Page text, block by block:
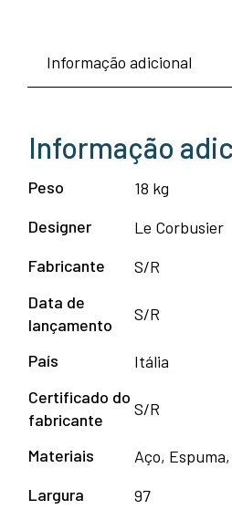
Informação adicional
Informação
Peso
18 kg
Designer
Le Corbusier
Fabricante
S/R
Data de
lançamento
S/R
País
Itália
Certificado do
fabricante
S/R
Materiais
Aço,
Largura
97